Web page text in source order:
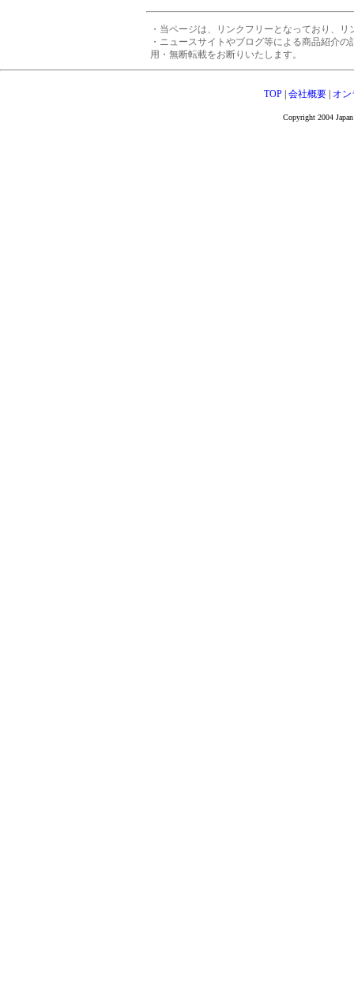
・当ページは、リンクフリーとなっており、
・ニュースサイトやブログ等による商品紹介
用・無断転載をお断りいたします。
TOP |会社概要 オ
Copyright 2004